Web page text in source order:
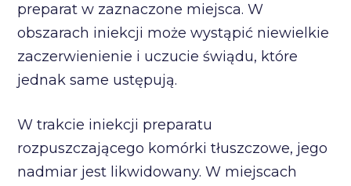
preparat w zaznaczone miejsca. W
obszarach iniekcji może wystąpić niewielkie
zaczerwienienie i uczucie świądu, które
jednak same ustępują.
W trakcie iniekcji preparatu
rozpuszczającego komórki tłuszczowe, jego
nadmiar jest likwidowany. W miejscach